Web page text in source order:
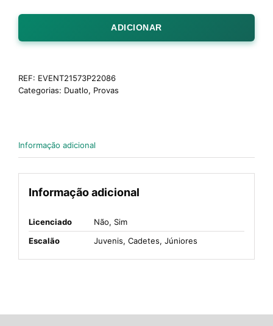
ADICIONAR
REF: EVENT21573P22086
Categorias: Duatlo, Provas
Informação adicional
Informação adicional
Licenciado
Não, Sim
Escalão
Juvenis, Cadetes, Júniores